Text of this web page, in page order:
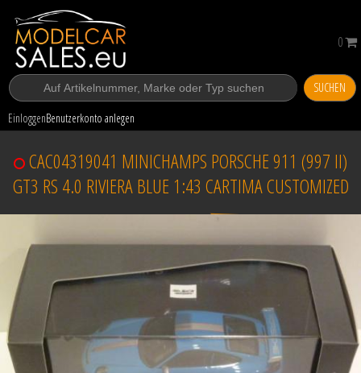
SUCHEN
EinloggenBenutzerkonto anlegen
0
CAC04319041 MINICHAMPS PORSCHE 911 (997 II)
GT3 RS 4.0 RIVIERA BLUE 1:43 CARTIMA CUSTOMIZED
Verkauft